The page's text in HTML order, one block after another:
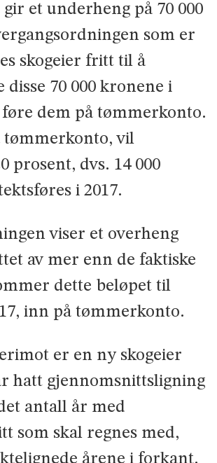
et underheng på 70 000
som er
skogeier fritt til å
70 000 kronene i
føre dem på tømmerkonto.
tømmerkonto, vil
prosent, dvs. 14 000
i 2017.
viser et overheng
av mer enn de faktiske
dette beløpet til
inn på tømmerkonto.
er en ny skogeier
hatt gjennomsnittsligning
antall år med
som skal regnes med,
årene i forkant.